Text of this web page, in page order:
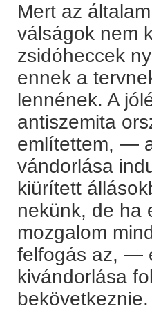
Mert az
válságok nem
zsidóheccek
ennek a
lennének. A
antiszemita
említettem, —
vándorlása
kiürített
nekünk, de ha
mozgalom
felfogás az, —
kivándorlása